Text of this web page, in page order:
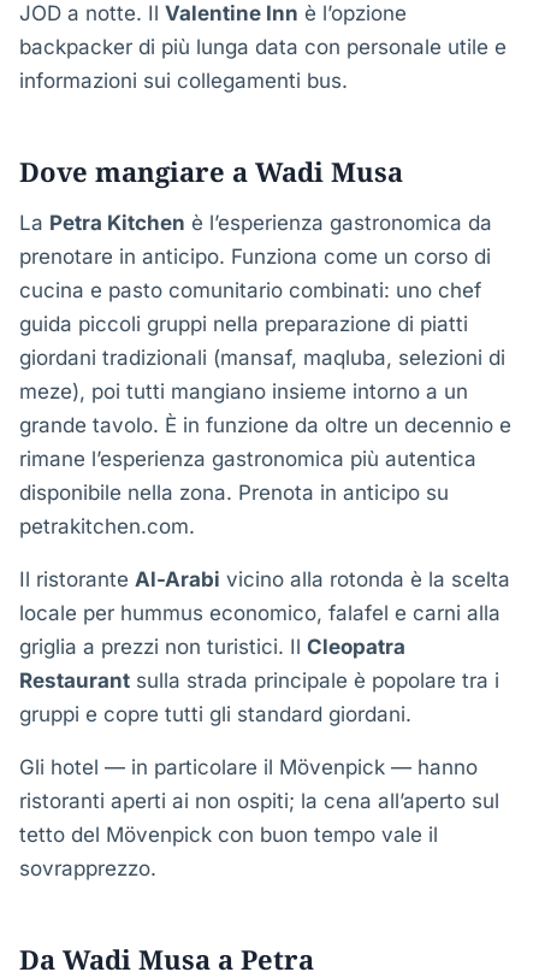
JOD a notte. Il Valentine Inn è l’opzione
backpacker di più lunga data con personale utile e
informazioni sui collegamenti bus.
Dove mangiare a Wadi Musa
La Petra Kitchen è l’esperienza gastronomica da
prenotare in anticipo. Funziona come un corso di
cucina e pasto comunitario combinati: uno chef
guida piccoli gruppi nella preparazione di piatti
giordani tradizionali (mansaf, maqluba, selezioni di
meze), poi tutti mangiano insieme intorno a un
grande tavolo. È in funzione da oltre un decennio e
rimane l’esperienza gastronomica più autentica
disponibile nella zona. Prenota in anticipo su
petrakitchen.com.
Il ristorante Al-Arabi vicino alla rotonda è la scelta
locale per hummus economico, falafel e carni alla
griglia a prezzi non turistici. Il Cleopatra
Restaurant sulla strada principale è popolare tra i
gruppi e copre tutti gli standard giordani.
Gli hotel — in particolare il Mövenpick — hanno
ristoranti aperti ai non ospiti; la cena all’aperto sul
tetto del Mövenpick con buon tempo vale il
sovrapprezzo.
Da Wadi Musa a Petra